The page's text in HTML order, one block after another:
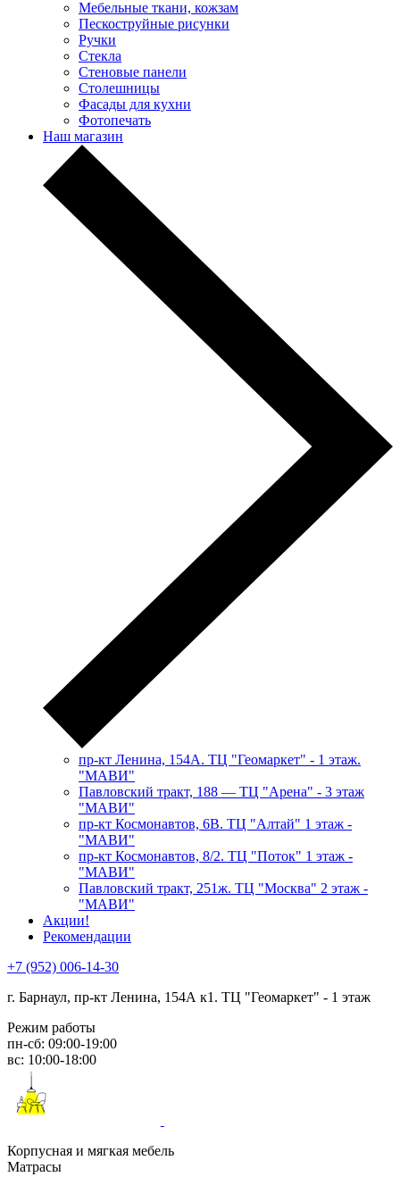
Мебельные ткани, кожзам
Пескоструйные рисунки
Ручки
Стекла
Стеновые панели
Столешницы
Фасады для кухни
Фотопечать
Наш магазин
пр-кт Ленина, 154А. ТЦ "Геомаркет" - 1 этаж.
"МАВИ"
​Павловский тракт, 188 — ТЦ "Арена" - 3 этаж
"МАВИ"
пр-кт Космонавтов, 6В. ТЦ "Алтай" 1 этаж -
"МАВИ"
пр-кт Космонавтов, 8/2. ТЦ "Поток" 1 этаж -
"МАВИ"
Павловский тракт, 251ж. ТЦ "Москва" 2 этаж -
"МАВИ"
Акции!
Рекомендации
+7 (952) 006-14-30
г. Барнаул, пр-кт Ленина, 154А к1. ТЦ "Геомаркет" - 1 этаж
Режим работы
пн-сб: 09:00-19:00
вс: 10:00-18:00
Корпусная и мягкая мебель
Матрасы